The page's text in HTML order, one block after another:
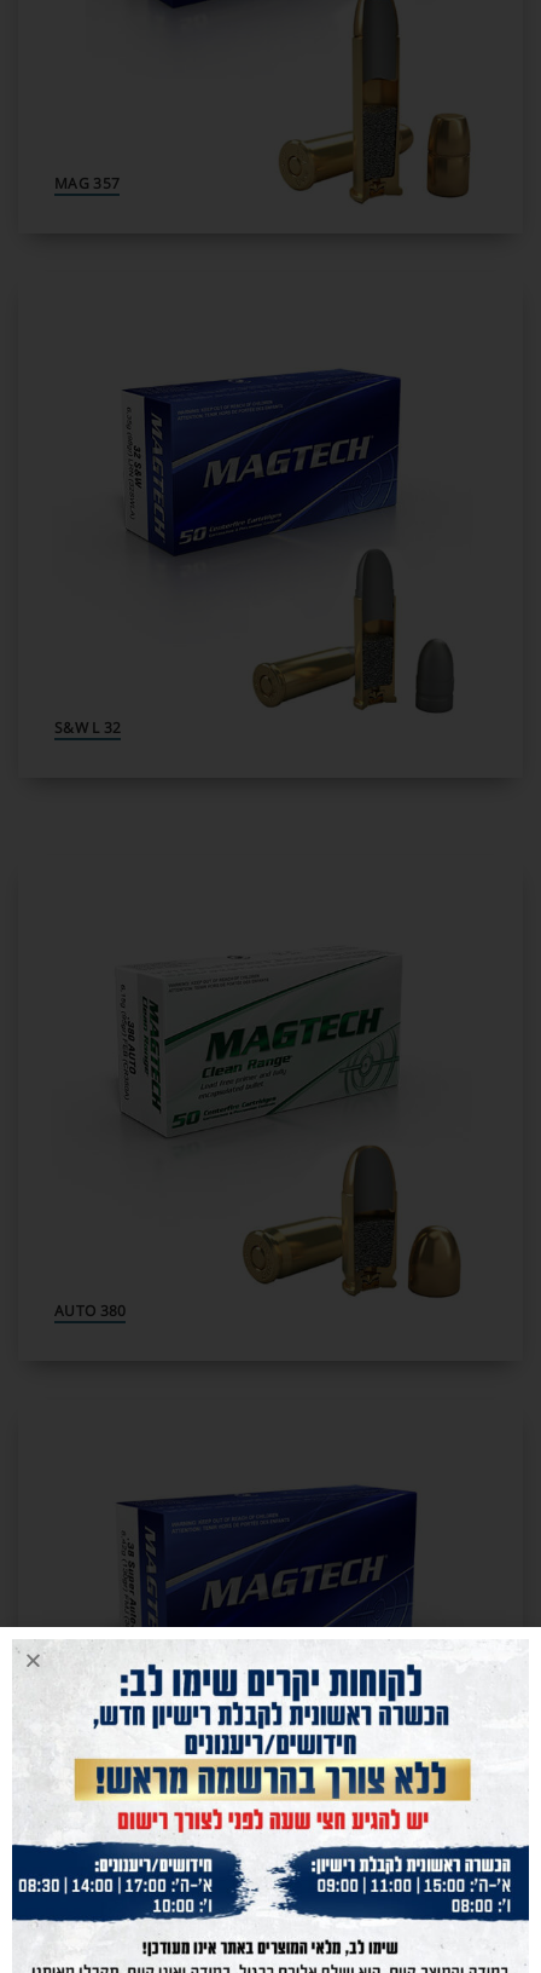
357 MAG
32 S&W L
380 AUTO
38 SUPER AUTO